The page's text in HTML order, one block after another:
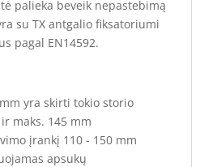
palieka beveik nepastebimą
su TX antgalio fiksatoriumi
pagal EN14592.
yra skirti tokio storio
maks. 145 mm
įrankį 110 - 150 mm
apsukų